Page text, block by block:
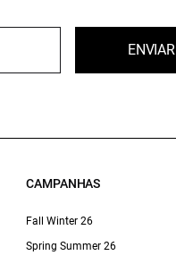
ENVIAR
CAMPANHAS
Fall Winter 26
Spring Summer 26